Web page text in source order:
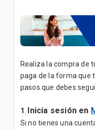
Paquetigo|MB
Disfruta tu plan
Promoción |Más
Realiza la compra de
paga de la forma que
pasos que debes
1 Inicia sesión en
Si no tienes una